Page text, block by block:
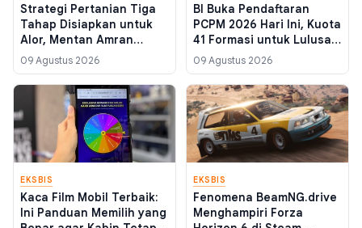
Strategi Pertanian Tiga
Tahap Disiapkan untuk
Alor, Mentan Amran
Targetkan Tekan Angka
Kemiskinan dari Sektor
Pangan
09 Agustus 2026
BI Buka Pendaftaran
PCPM 2026 Hari Ini, Kuota
41 Formasi untuk Lulusan
S1 dan S2
09 Agustus 2026
EKSBIS
Kaca Film Mobil Terbaik:
Ini Panduan Memilih yang
EKSBIS
Fenomena BeamNG.drive
Menghampiri Forza